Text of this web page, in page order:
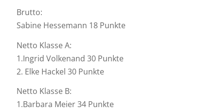
Brutto:
Sabine Hessemann 18 Punkte
Netto Klasse A:
1.Ingrid Volkenand 30 Punkte
2. Elke Hackel 30 Punkte
Netto Klasse B:
1.Barbara Meier 34 Punkte